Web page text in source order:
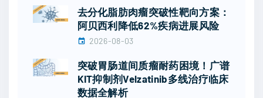
去分化脂肪肉瘤突破性靶向方案：
阿贝西利降低62%疾病进展风险
2026-08-03
突破胃肠道间质瘤耐药困境！广谱
KIT抑制剂Velzatinib多线治疗临床
数据全解析